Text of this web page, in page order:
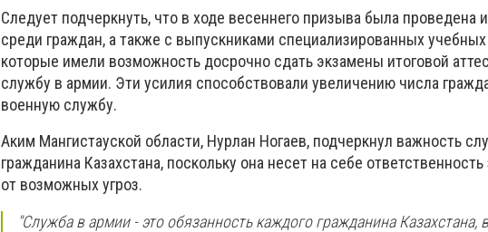
Следует подчеркнуть, что в ходе весеннего призыва была проведена
среди граждан, а также с выпускниками специализированных
которые имели возможность досрочно сдать экзамены итоговой
службу в армии. Эти усилия способствовали увеличению числа
военную службу.
Аким Мангистауской области, Нурлан Ногаев, подчеркнул важность
гражданина Казахстана, поскольку она несет на себе
от возможных угроз.
"Служба в армии - это обязанность каждого гражданина Казахстана,